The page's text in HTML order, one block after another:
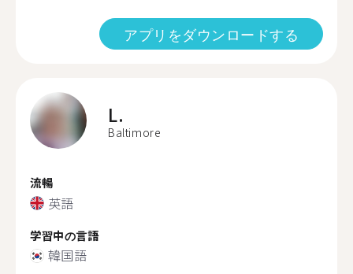
アプリをダウンロードする
L.
Baltimore
流暢
英語
学習中の言語
韓国語